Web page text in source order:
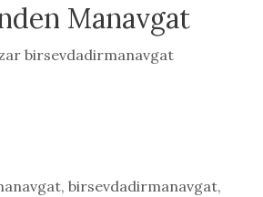
Manavgat
birsevdadirmanavgat
, birsevdadirmanavgat,